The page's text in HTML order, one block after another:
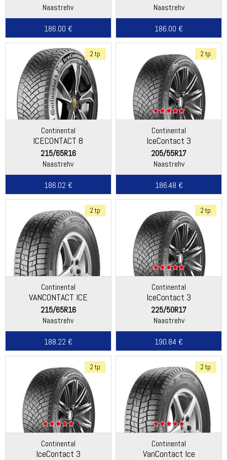
Naastrehv
186.00 €
Naastrehv
186.00 €
2 tp
Continental
ICECONTACT 8
215/65R16
Naastrehv
186.02 €
2 tp
Continental
IceContact 3
205/55R17
Naastrehv
186.48 €
2 tp
Continental
VANCONTACT ICE
215/65R16
Naastrehv
188.22 €
2 tp
Continental
IceContact 3
225/50R17
Naastrehv
190.84 €
2 tp
Continental
IceContact 3
2 tp
Continental
VanContact Ice